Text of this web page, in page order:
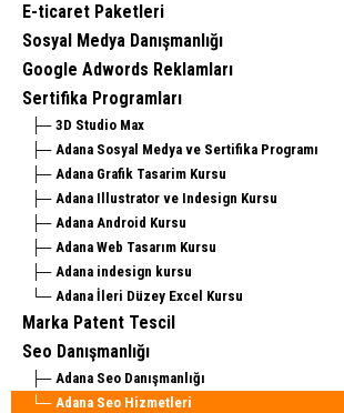
E-ticaret Paketleri
Sosyal Medya Danışmanlığı
Google Adwords Reklamları
Sertifika Programları
3D Studio Max
Adana Sosyal Medya ve Sertifika Programı
Adana Grafik Tasarim Kursu
Adana Illustrator ve Indesign Kursu
Adana Android Kursu
Adana Web Tasarım Kursu
Adana indesign kursu
Adana İleri Düzey Excel Kursu
Marka Patent Tescil
Seo Danışmanlığı
Adana Seo Danışmanlığı
Adana Seo Hizmetleri